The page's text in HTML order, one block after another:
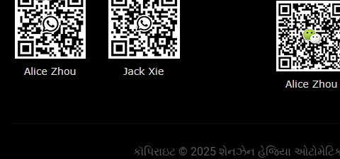
કૉપિરાઇટ © 2025 શેનઝેન હેજિયા